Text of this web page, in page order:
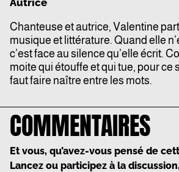
Chanteuse et autrice, Valentine
musique et littérature. Quand elle
c’est face au silence qu’elle écrit.
moite qui étouffe et qui tue, pour ce
faut faire naître entre les mots.
COMMENTAIRES
Et vous, qu’avez-vous pensé de
Lancez ou participez à la